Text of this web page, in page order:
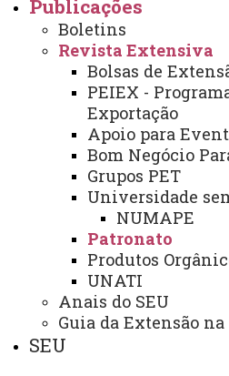
Publicações
Boletins
Revista Extensiva
Bolsas de
PEIEX -
Exportação
Apoio para
Bom Negócio
Grupos PET
Universidade
NUMAPE
Patronato
Produtos
UNATI
Anais do SEU
Guia da Extensão na
SEU
NUFOPE - Núcleo de Formação
NUTE - Núcleo de Telemedicina
Núcleos Complementares
PROGRAMAS
PEL - Programa de Ensino de
PEE - Educação Especial
PIBID - Bolsas de Iniciação à
PEIEX - Programa de